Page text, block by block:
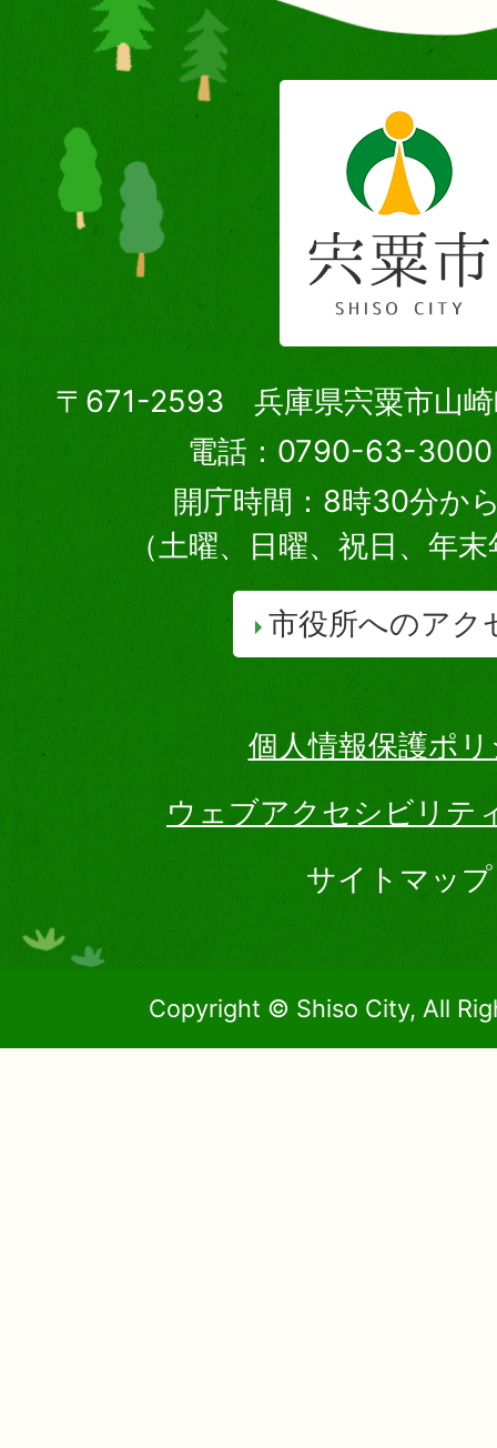
〒671-2593 兵庫県宍粟市山崎
電話：0790-63-3000
開庁時間：8時30分か
（土曜、日曜、祝日、年
市役所へのアク
個人情報保護ポ
ウェブアクセシビリテ
サイトマップ
Copyright © Shiso City, All